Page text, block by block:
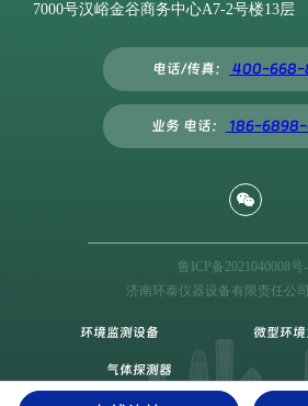
7000号汉峪金谷商务中心A7-2号楼13层
电话/传真： 400-668-
业务 电话： 186-6898-
鲁ICP备2021040008号-
济南环泰仪器设备有限责任公
环境监测设备 微型环
气体探测器